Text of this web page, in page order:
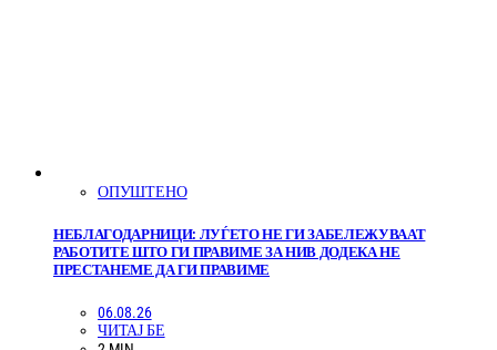
ОПУШТЕНО
НЕБЛАГОДАРНИЦИ: ЛУЃЕТО НЕ ГИ ЗАБЕЛЕЖУВААТ
РАБОТИТЕ ШТО ГИ ПРАВИМЕ ЗА НИВ ДОДЕКА НЕ
ПРЕСТАНЕМЕ ДА ГИ ПРАВИМЕ
06.08.26
ЧИТАЈ БЕ